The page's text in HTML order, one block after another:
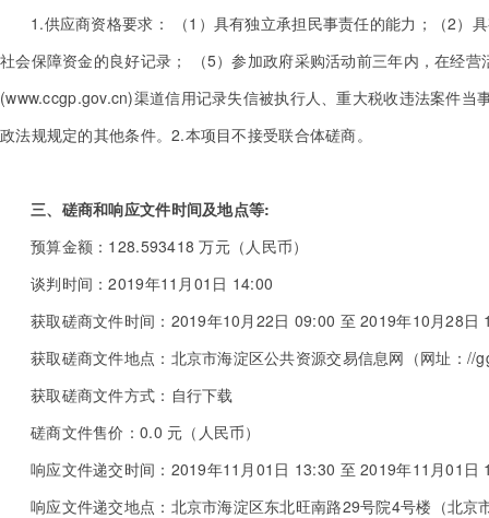
1.供应商资格要求： （1）具有独立承担民事责任的能力；（2）
社会保障资金的良好记录； （5）参加政府采购活动前三年内，在经
(www.ccgp.gov.cn)渠道信用记录失信被执行人、重大税收违法案件
政法规规定的其他条件。2.本项目不接受联合体磋商。
三、磋商和响应文件时间及地点等:
预算金额：128.593418 万元（人民币）
谈判时间：2019年11月01日 14:00
获取磋商文件时间：2019年10月22日 09:00 至 2019年10月28日
获取磋商文件地点：北京市海淀区公共资源交易信息网（网址：//
获取磋商文件方式：自行下载
磋商文件售价：0.0 元（人民币）
响应文件递交时间：2019年11月01日 13:30 至 2019年11月01日
响应文件递交地点：北京市海淀区东北旺南路29号院4号楼（北